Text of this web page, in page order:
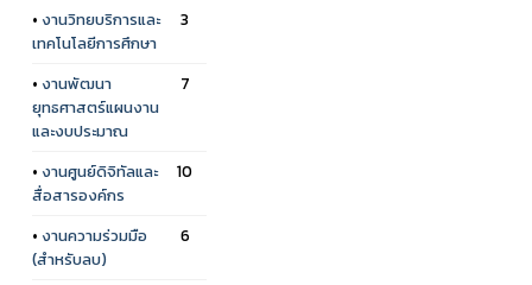
• งานวิทยบริการและ
เทคโนโลยีการศึกษา
3
• งานพัฒนา
ยุทธศาสตร์แผนงาน
และงบประมาณ
7
• งานศูนย์ดิจิทัลและ
สื่อสารองค์กร
10
• งานความร่วมมือ
(สำหรับลบ)
6